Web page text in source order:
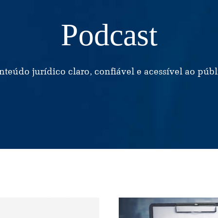
Podcast
jurídico claro, confiável e acessível ao